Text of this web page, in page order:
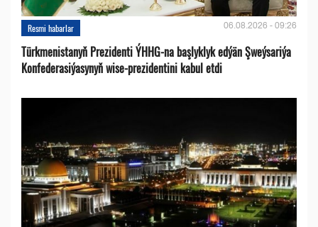
Resmi habarlar 06.08.2026 - 09:26
Türkmenistanyň Prezidenti ÝHHG-na başlyklyk edýän Şweýsariýa
Konfederasiýasynyň wise-prezidentini kabul etdi